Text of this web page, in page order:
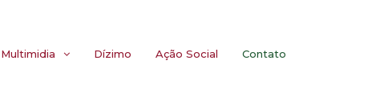
Multimidia Dízimo Ação Social Contato